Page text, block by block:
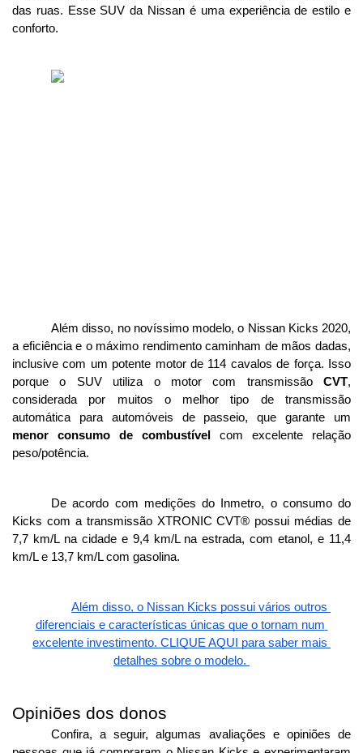
das ruas. Esse SUV da Nissan é uma experiência de estilo e
conforto.
Além disso, no novíssimo modelo, o Nissan Kicks 2020,
a eficiência e o máximo rendimento caminham de mãos dadas,
inclusive com um potente motor de 114 cavalos de força. Isso
porque o SUV utiliza o motor com transmissão CVT,
considerada por muitos o melhor tipo de transmissão
menor consumo de combustível
com excelente relação
peso/potência.
De acordo com medições do Inmetro, o consumo do
Kicks com a transmissão XTRONIC CVT® possui médias de
7,7 km/L na cidade e 9,4 km/L na estrada, com etanol, e 11,4
km/L e 13,7 km/L com gasolina.
Além disso, o Nissan Kicks possui vários outros
diferenciais e características únicas que o tornam num
excelente investimento. CLIQUE AQUI para saber mais
detalhes sobre o modelo.
Opiniões dos donos
Confira, a seguir, algumas avaliações e opiniões de